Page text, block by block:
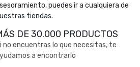
puedes ir a cualquiera de
tiendas.
DE 30.000 PRODUCTOS
no encuentras lo que necesitas, te
a encontrarlo